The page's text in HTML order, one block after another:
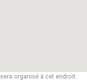
organisé à cet endroit.